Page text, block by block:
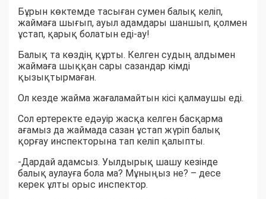
Бұрын көктемде тасыған сумен балық келіп,
жаймаға шығып, ауыл адамдары шаншып, қолмен
ұстап, қарық болатын еді-ау!
Балық та көздің құрты. Келген судың алдымен
жаймаға шыққан сары сазандар кімді
қызықтырмаған.
Ол кезде жайма жағаламайтын кісі қалмаушы еді.
Сол ертеректе едәуір жасқа келген басқарма
ағамыз да жаймада сазан ұстап жүріп балық
қорғау инспекторына тап келіп қалыпты.
-Дардай адамсыз. Уылдырық шашу кезінде
балық аулауға бола ма? Мұныңыз не? – десе
керек ұлты орыс инспектор.